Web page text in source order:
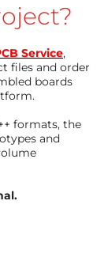
Service,
files and order
boards
formats, the
and